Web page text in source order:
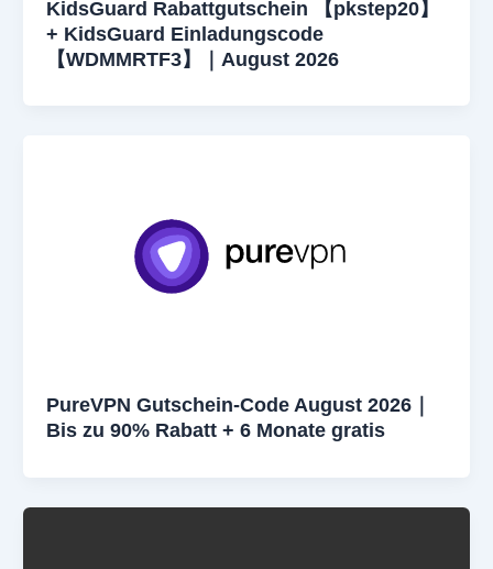
KidsGuard Rabattgutschein 【pkstep20】
+ KidsGuard Einladungscode
【WDMMRTF3】｜August 2026
PureVPN Gutschein-Code August 2026｜
Bis zu 90% Rabatt + 6 Monate gratis